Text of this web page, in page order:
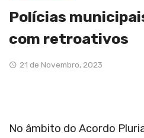
Polícias
com retroativos
21 de Novembro, 2023
No âmbito do Acordo